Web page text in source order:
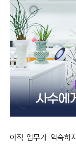
아직 업무가 익숙하